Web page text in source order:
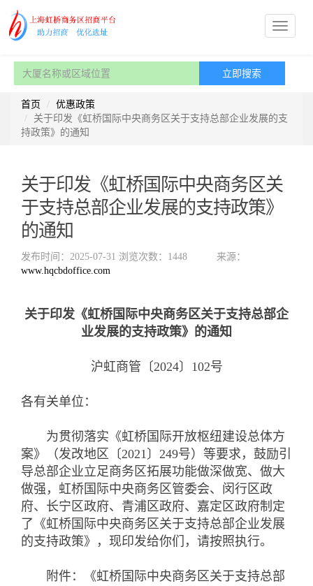
首页
优惠政策
关于印发《虹桥国际中央商务区关于支持总部企业发展的支
持政策》的通知
关于印发《虹桥国际中央商务区关
于支持总部企业发展的支持政策》
的通知
发布时间：2025-07-31 浏览次数：1448
来源：
www.hqcbdoffice.com
关于印发《虹桥国际中央商务区关于支持总部企
业发展的支持政策》的通知
沪虹商管〔2024〕102号
各有关单位：
为贯彻落实《虹桥国际开放枢纽建设总体方
案》（发改地区〔2021〕249号）等要求，鼓励引
导总部企业立足商务区拓展功能做深做宽、做大
做强，虹桥国际中央商务区管委会、闵行区政
府、长宁区政府、青浦区政府、嘉定区政府制定
了《虹桥国际中央商务区关于支持总部企业发展
的支持政策》，现印发给你们，请按照执行。
附件：《虹桥国际中央商务区关于支持总部